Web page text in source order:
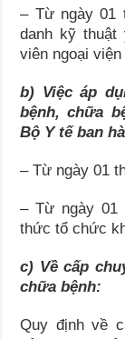
– Từ ngày 01
danh kỹ
viên ngoại
b) Việc áp
bệnh, chữa
Bộ Y tế ban
– Từ ngày 01
– Từ ngày 01
thức tổ chức
c) Về cấp
chữa bệnh:
Quy định về